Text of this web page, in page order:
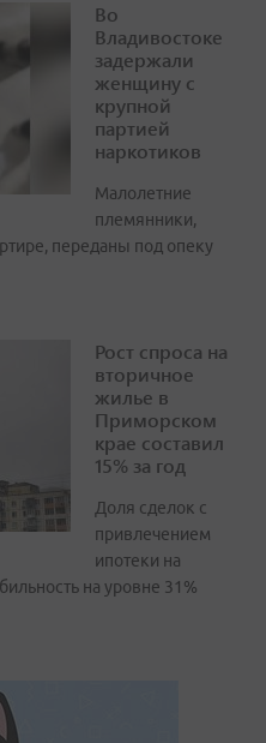
Во
Владивостоке
задержали
женщину с
крупной
партией
наркотиков
Малолетние
племянники,
переданы под опеку
Рост спроса на
вторичное
жилье в
Приморском
крае составил
15% за год
Доля сделок с
привлечением
ипотеки на
на уровне 31%